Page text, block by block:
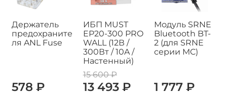
Держатель
предохраните
ля ANL Fuse
578 ₽
ИБП MUST
EP20-300 PRO
WALL (12В /
300Вт / 10A /
Настенный)
15 600 ₽
13 493 ₽
Модуль SRNE
Bluetooth BT-
2 (для SRNE
серии MC)
1 777 ₽